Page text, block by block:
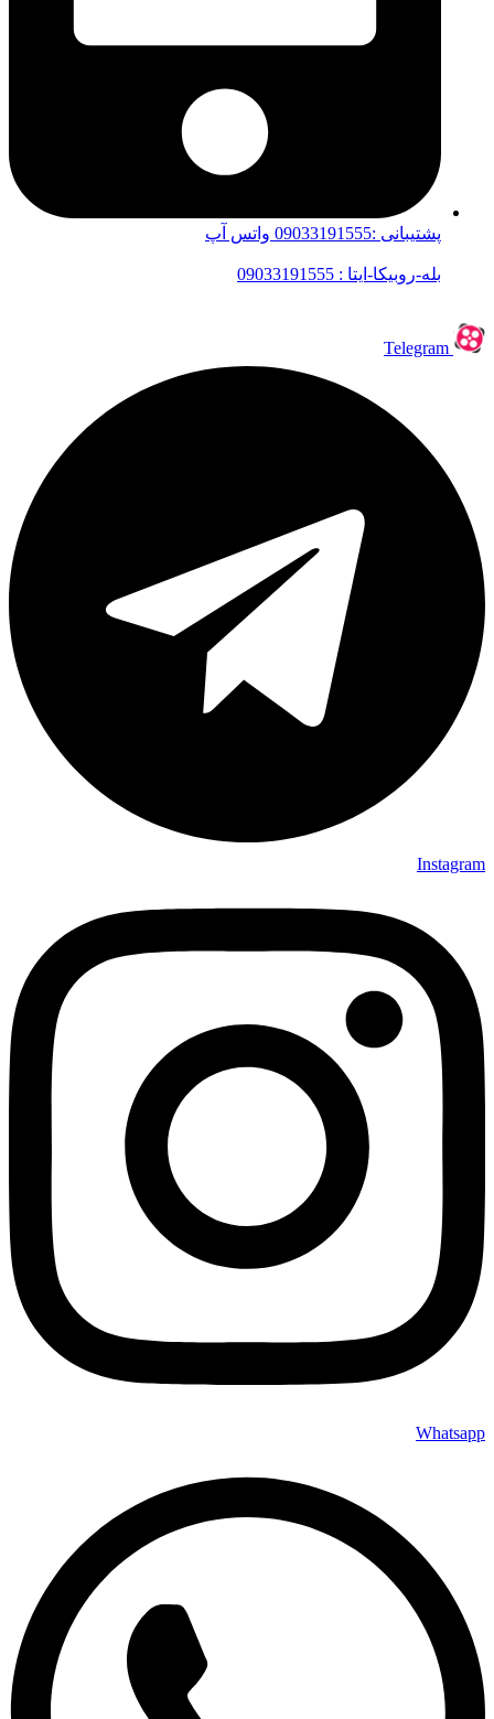
پشتیبانی :09033191555 واتس آپ
بله-روبیکا-ایتا : 09033191555
Telegram
Instagram
Whatsapp